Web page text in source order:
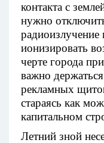
контакта с
нужно
радиоизлучение
ионизировать
черте города
важно
рекламных
стараясь как
капитальном
Летний зной